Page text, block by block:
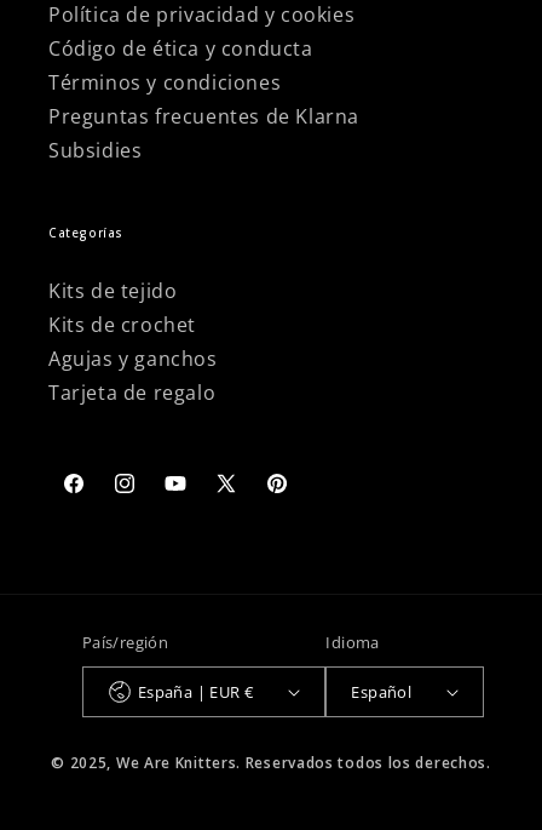
Política de privacidad y cookies
Código de ética y conducta
Términos y condiciones
Preguntas frecuentes de Klarna
Subsidies
Categorías
Kits de tejido
Kits de crochet
Agujas y ganchos
Tarjeta de regalo
FacebookInstagramYouTube
X
Pinterest
País/región
España | EUR €
Idioma
Español
© 2025, We Are Knitters. Reservados todos los derechos.